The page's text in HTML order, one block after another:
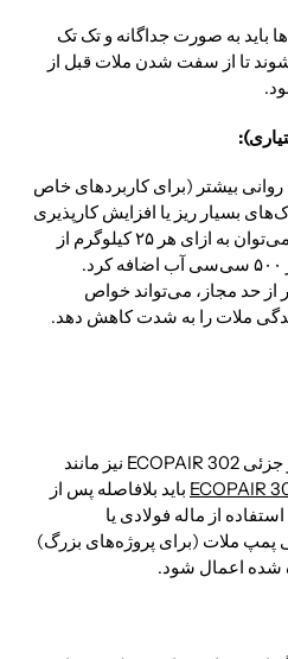
باید به صورت جداگانه و تک تک
تا از سفت شدن ملات قبل از
روانی بیشتر (برای کاربردهای خاص
بسیار ریز یا افزایش کارپذیری
در دمای پایین)، می‌توان به ازای هر ۲۵ کیلوگرم از
محصول، حداکثر ۵۰۰ سی‌سی آب اضافه کرد.
از حد مجاز، می‌تواند خواص
ملات را به شدت کاهش دهد.
ملات ترمیمی دو جزئی ECOPAIR 302 نیز مانند
ECOPAIR باید بلافاصله پس از
از ماله فولادی یا
پمپ ملات (برای پروژه‌های بزرگ)
شده اعمال شود.